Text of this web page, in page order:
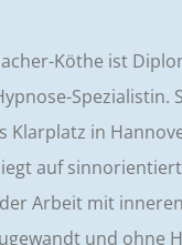
Köthe ist
Spezialistin.
Klarplatz in
auf
Arbeit mit
und ohne